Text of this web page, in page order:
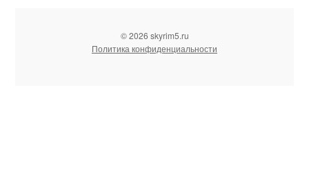
© 2026 skyrim5.ru
Политика конфиденциальности